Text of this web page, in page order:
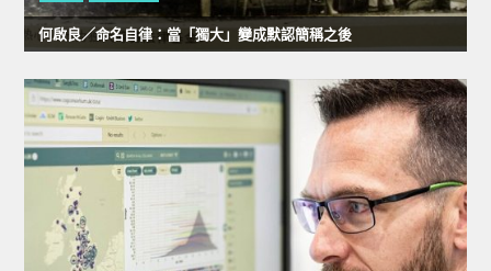
何啟良／命名自律：當「獨大」變成默認簡稱之後